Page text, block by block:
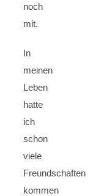
noch
mit.
In
meinen
Leben
hatte
ich
schon
viele
Freundschaften
kommen